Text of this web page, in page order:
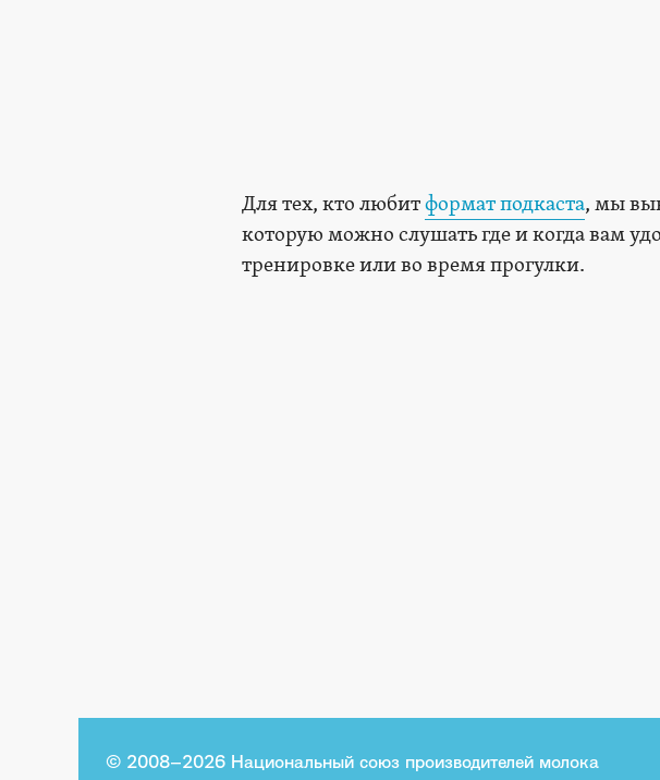
Для тех, кто любитформат подкаста, мы
которую можно слушать где и когда вам
тренировке или во время прогулки.
© 2008–2026 Национальный союз производителей молока